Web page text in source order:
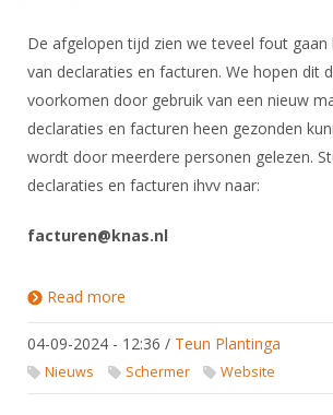
De afgelopen tijd zien we teveel fout gaan
van declaraties en facturen. We hopen dit
voorkomen door gebruik van een nieuw
declaraties en facturen heen gezonden
wordt door meerdere personen gelezen.
declaraties en facturen ihvv naar:
facturen@knas.nl
Read more
04-09-2024 - 12:36 / Teun Plantinga
Nieuws Schermer Website